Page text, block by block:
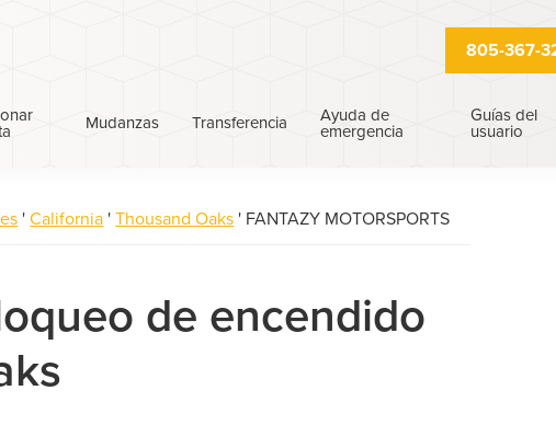
805-367-
Mudanzas Transferencia
Ayuda de
emergencia
Guías del
usuario
' California ' Thousand Oaks ' FANTAZY MOTORSPORTS
de encendido